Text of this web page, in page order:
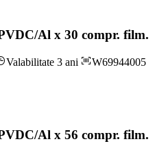
Al x 30 compr. film.
Valabilitate 3 ani
W69944005
Al x 56 compr. film.